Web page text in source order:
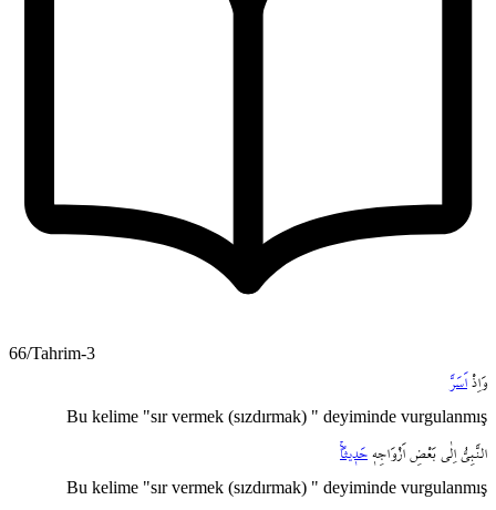
66/Tahrim-3
وَاِذْ اَسَرَّ
Bu kelime "sır vermek (sızdırmak) " deyiminde vurgulanmış
النَّبِيُّ اِلٰى بَعْضِ اَزْوَاجِه۪ حَد۪يثاًۚ
Bu kelime "sır vermek (sızdırmak) " deyiminde vurgulanmış